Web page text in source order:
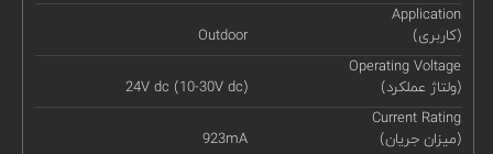
Application
(کاربری)
Outdoor
Operating Voltage
(ولتاژ عملکرد)
24V dc (10-30V dc)
Current Rating
(میزان جریان)
923mA